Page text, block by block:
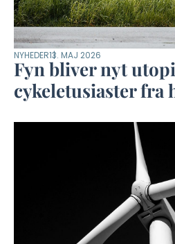
NYHEDER13. MAJ 2026
Fyn bliver nyt
cykeletusiaster fra